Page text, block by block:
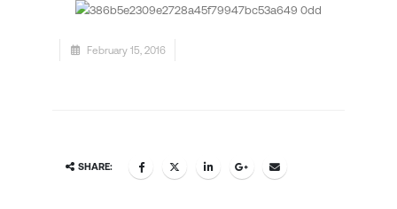
February 15, 2016
SHARE: